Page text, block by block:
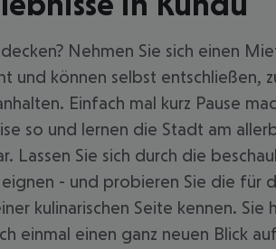
Nehmen Sie sich einen
können selbst entschließen,
Einfach mal kurz Pause
so und lernen die Stadt am
Lassen Sie sich durch die
- und probieren Sie die für
kulinarischen Seite kennen.
einmal einen ganz neuen Blick